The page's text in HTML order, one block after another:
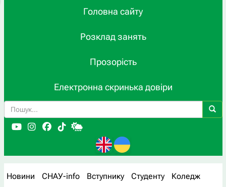
Головна сайту
Розклад занять
Прозорість
Електронна скринька довіри
Новини СНАУ-info Вступнику Студенту
Коледж